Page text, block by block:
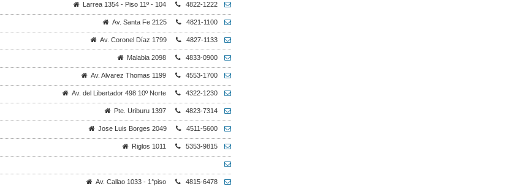
Larrea 1354 - Piso 11º - 104 4822-1222
Av. Santa Fe 2125 4821-1100
Av. Coronel Díaz 1799 4827-1133
Malabia 2098 4833-0900
Av. Alvarez Thomas 1199 4553-1700
Av. del Libertador 498 10º Norte 4322-1230
Pte. Uriburu 1397 4823-7314
Jose Luis Borges 2049 4511-5600
Riglos 1011 5353-9815
Av. Callao 1033 - 1°piso 4815-6478